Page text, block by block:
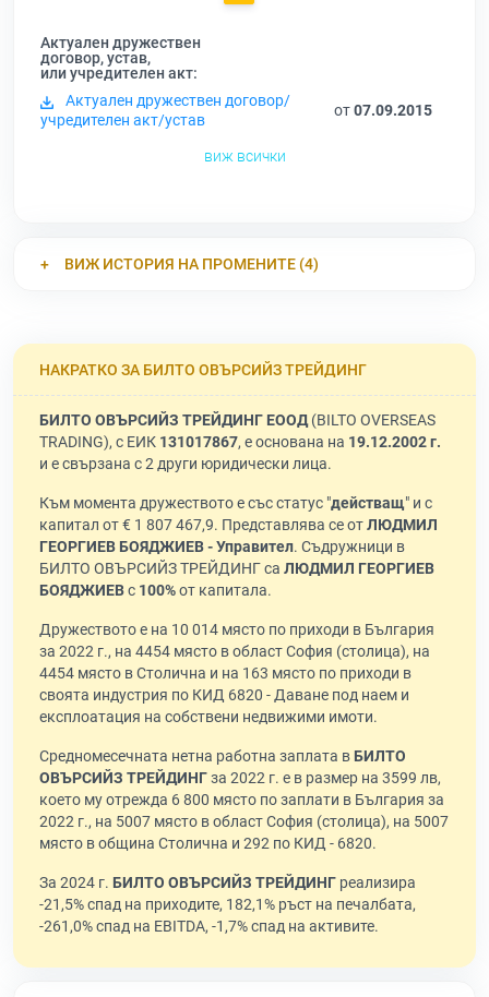
Актуален дружествен
договор, устав,
или учредителен акт:
Актуален дружествен договор/
учредителен акт/устав
от07.09.2015
виж всички
ВИЖ ИСТОРИЯ НА ПРОМЕНИТЕ (4)
НАКРАТКО ЗА БИЛТО ОВЪРСИЙЗ ТРЕЙДИНГ
БИЛТО ОВЪРСИЙЗ ТРЕЙДИНГ ЕООД(BILTO OVERSEAS
TRADING), с ЕИК 131017867, е основана на 19.12.2002 г.
и е свързана с 2 други юридически лица.
Към момента дружеството е със статус "действащ" и с
капитал от € 1 807 467,9. Представлява се отЛЮДМИЛ
ГЕОРГИЕВ БОЯДЖИЕВ - Управител. Съдружници в
БИЛТО ОВЪРСИЙЗ ТРЕЙДИНГ са ЛЮДМИЛ ГЕОРГИЕВ
БОЯДЖИЕВс 100%от капитала.
Дружеството е на 10 014 място по приходи в България
за 2022 г., на 4454 място в област София (столица), на
4454 място в Столична и на 163 място по приходи в
своята индустрия по КИД 6820 - Даване под наем и
експлоатация на собствени недвижими имоти.
Средномесечната нетна работна заплата вБИЛТО
ОВЪРСИЙЗ ТРЕЙДИНГза 2022 г. е в размер на 3599 лв,
което му отрежда 6 800 място по заплати в България за
2022 г., на 5007 място в област София (столица), на 5007
място в община Столична и 292 по КИД - 6820.
За 2024 г. БИЛТО ОВЪРСИЙЗ ТРЕЙДИНГ реализира
-21,5% спад на приходите, 182,1% ръст на печалбата,
-261,0% спад на EBITDA, -1,7% спад на активите.